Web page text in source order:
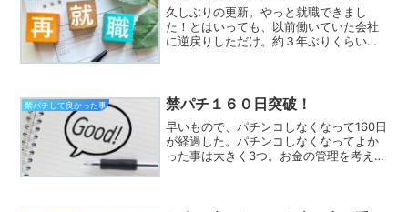
久しぶりの更新。やっと就職できまし
た！とはいっても、以前働いていた会社
に逆戻りしただけ。約３年ぶりくらいに
に、自分の都合で辞めたのに...
禁パチして良かった事 禁パチ１６０日突破！
早いもので、パチンコしなくなって160日
が経過した。パチンコしなくなってよか
った事は大きく3つ。お金の管理を考えれ